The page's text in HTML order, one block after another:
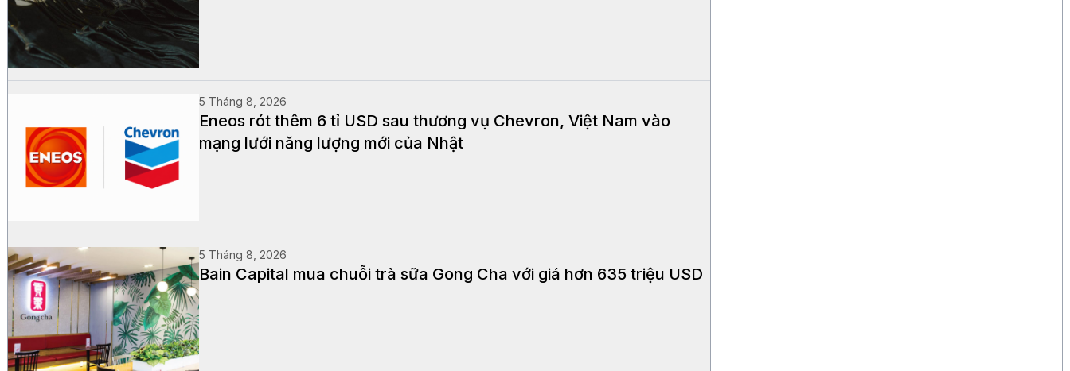
5 Tháng 8, 2026
Eneos rót thêm 6 tỉ USD sau thương vụ Chevron, Việt Nam vào
mạng lưới năng lượng mới của Nhật
5 Tháng 8, 2026
Bain Capital mua chuỗi trà sữa Gong Cha với giá hơn 635 triệu USD